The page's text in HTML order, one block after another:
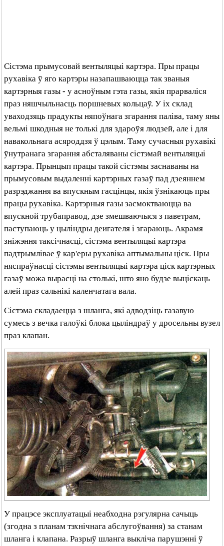
Сістэма прымусовай вентыляцыі картэра. Пры працы
рухавіка ў яго картэры назапашваюцца так званыя
картэрныя газы - у асноўным гэта газы, якія прарваліся
праз няшчыльнасць поршневых кольцаў. У іх склад
уваходзяць прадукты няпоўнага згарання паліва, таму яны
вельмі шкодныя не толькі для здароўя людзей, але і для
навакольнага асяроддзя ў цэлым. Таму сучасныя рухавікі
ўнутранага згарання абсталяваны сістэмай вентыляцыі
картэра. Прынцып працы такой сістэмы заснаваны на
прымусовым выдаленні картэрных газаў пад дзеяннем
разрэджання ва впускным гасцінцы, якія ўзнікаюць пры
працы рухавіка. Картэрныя газы засмоктваюцца ва
впускной трубаправод, дзе змешваючыся з паветрам,
паступаюць у цыліндры деигателя і згараюць. Акрамя
зніжэння таксічнасці, сістэма вентыляцыі картэра
падтрымлівае ў кар'еры рухавіка аптымальны ціск. Пры
няспраўнасці сістэмы вентыляцыі картэра ціск картэрных
газаў можа вырасці на столькі, што яно будзе выціскаць
алей праз сальнікі каленчатага вала.
Сістэма складаецца з шланга, які адводзіць газавую
сумесь з вечка галоўкі блока цыліндраў у дросельны вузел
праз клапан.
У працэсе эксплуатацыі неабходна рэгулярна сачыць
(згодна з планам тэхнічнага абслугоўвання) за станам
шланга і клапана. Разрыў шланга выкліча парушэнні ў